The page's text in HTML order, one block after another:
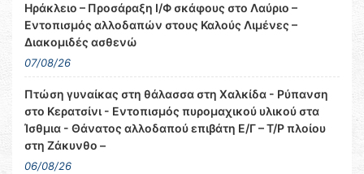
Ηράκλειο – Προσάραξη Ι/Φ σκάφους στο Λαύριο –
Εντοπισμός αλλοδαπών στους Καλούς Λιμένες –
Διακομιδές ασθενώ
07/08/26
Πτώση γυναίκας στη θάλασσα στη Χαλκίδα - Ρύπανση
στο Κερατσίνι - Εντοπισμός πυρομαχικού υλικού στα
Ίσθμια - Θάνατος αλλοδαπού επιβάτη Ε/Γ – Τ/Ρ πλοίου
στη Ζάκυνθο –
06/08/26